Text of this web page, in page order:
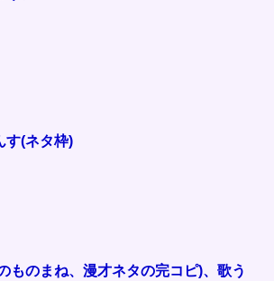
す(ネタ枠)
ものまね、漫才ネタの完コピ)、歌う